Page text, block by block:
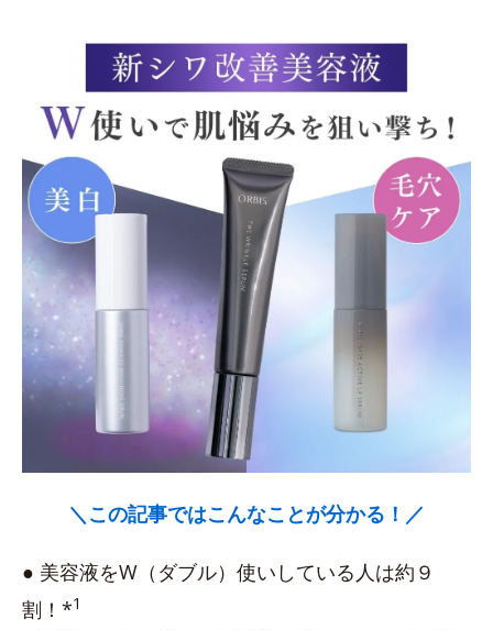
＼この記事ではこんなことが分かる！／
● 美容液をW（ダブル）使いしている人は約９
割！*1